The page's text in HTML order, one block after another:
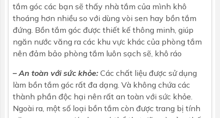
tắm góc các bạn sẽ thấy nhà tắm của mình khô
thoáng hơn nhiều so với dùng vòi sen hay bồn tắm
đứng. Bồn tắm góc được thiết kế thông minh, giúp
ngăn nước văng ra các khu vực khác của phòng tắm
nên đảm bảo phòng tắm luôn sạch sẽ, khô ráo
– An toàn với sức khỏe: Các chất liệu được sử dụng
làm bồn tắm góc rất đa dạng. Và không chứa các
thành phần độc hại nên rất an toàn với sức khỏe.
Ngoài ra, một số loại bồn tắm còn được trang bị tính